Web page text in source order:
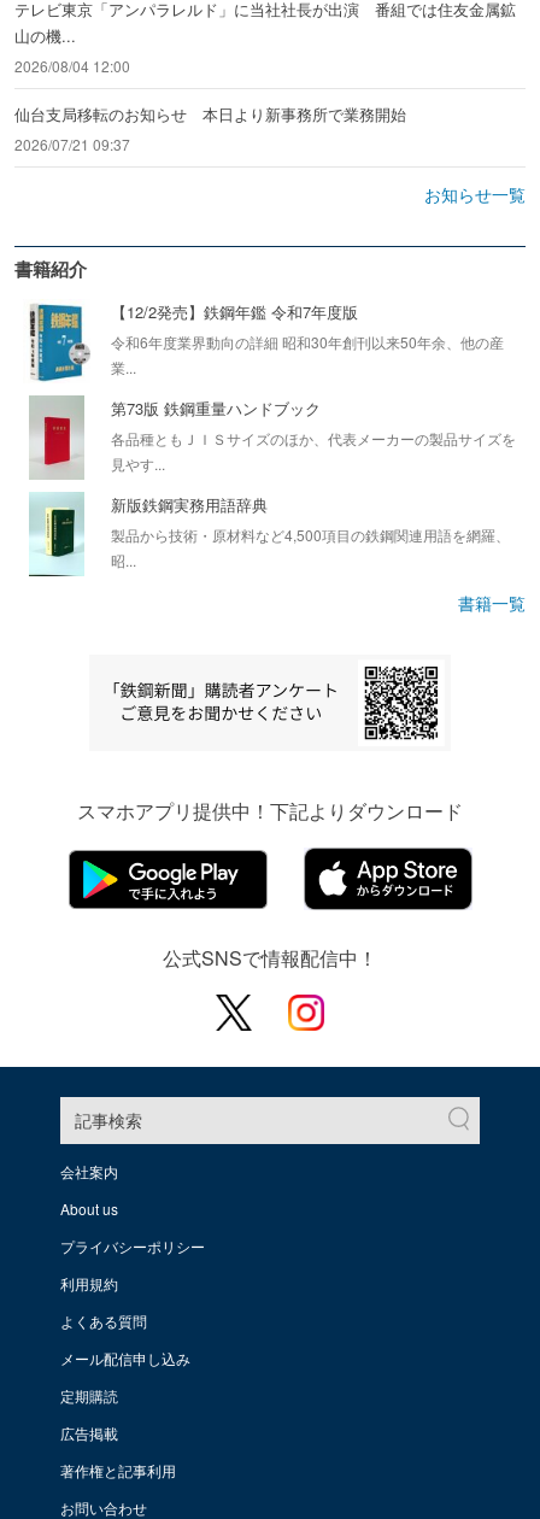
テレビ東京「アンパラレルド」に当社社長が出演 番組では住友金属鉱
山の機...
2026/08/04 12:00
仙台支局移転のお知らせ 本日より新事務所で業務開始
2026/07/21 09:37
お知らせ一覧
書籍紹介
【12/2発売】鉄鋼年鑑 令和7年度版
令和6年度業界動向の詳細 昭和30年創刊以来50年余、他の産
業...
第73版 鉄鋼重量ハンドブック
各品種ともＪＩＳサイズのほか、代表メーカーの製品サイズを
見やす...
新版鉄鋼実務用語辞典
製品から技術・原材料など4,500項目の鉄鋼関連用語を網羅、
昭...
書籍一覧
スマホアプリ提供中！下記よりダウンロード
公式SNSで情報配信中！
記事検索
会社案内
About us
プライバシーポリシー
利用規約
よくある質問
メール配信申し込み
定期購読
広告掲載
著作権と記事利用
お問い合わせ